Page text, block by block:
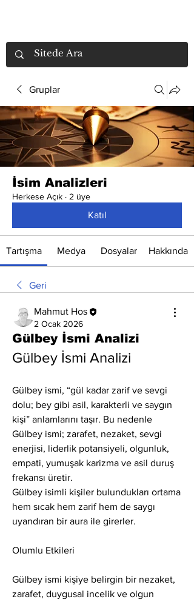
Gruplar
İsim Analizleri
Herkese Açık · 2 üye
Katıl
Tartışma Medya Dosyalar Hakkında
Geri
Mahmut Hos
2 Ocak 2026
Gülbey İsmi Analizi
Gülbey İsmi Analizi
Gülbey ismi, “gül kadar zarif ve sevgi
dolu; bey gibi asil, karakterli ve saygın
kişi” anlamlarını taşır. Bu nedenle
Gülbey ismi; zarafet, nezaket, sevgi
enerjisi, liderlik potansiyeli, olgunluk,
empati, yumuşak karizma ve asil duruş
frekansı üretir.
Gülbey isimli kişiler bulundukları ortama
hem sıcak hem zarif hem de saygı
uyandıran bir aura ile girerler.
Olumlu Etkileri
Gülbey ismi kişiye belirgin bir nezaket,
zarafet, duygusal incelik ve olgun